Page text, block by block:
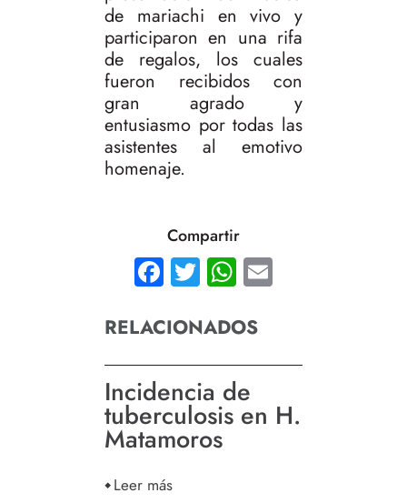
de mariachi en vivo y
participaron en una rifa
de regalos, los cuales
fueron recibidos con
gran agrado y
entusiasmo por todas las
asistentes al emotivo
homenaje.
Compartir
Facebook
TwitterWhatsApp
RELACIONADOS
Incidencia de
tuberculosis en H.
Matamoros
Leer más